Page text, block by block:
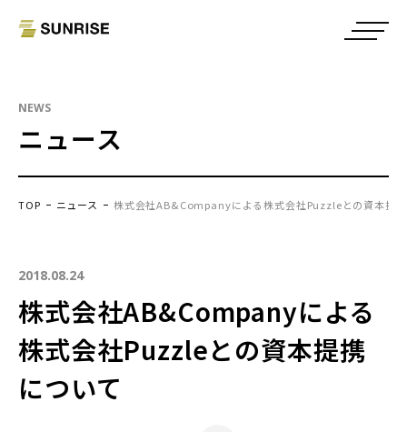
NEWS
ニュース
TOP ニュース 株式会社AB&Companyによる株式会社Puzzleとの資本提
2018.08.24
株式会社AB&Companyによる
株式会社Puzzleとの資本提携
について